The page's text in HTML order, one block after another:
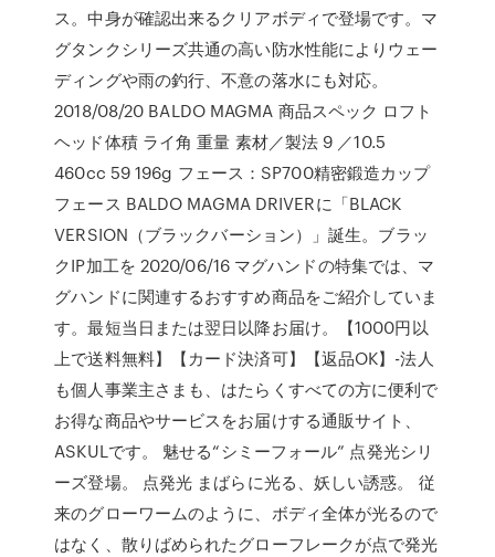
ス。中身が確認出来るクリアボディで登場です。マ
グタンクシリーズ共通の高い防水性能によりウェー
ディングや雨の釣行、不意の落水にも対応。
2018/08/20 BALDO MAGMA 商品スペック ロフト
ヘッド体積 ライ角 重量 素材／製法 9 ／10.5
460cc 59 196g フェース：SP700精密鍛造カップ
フェース BALDO MAGMA DRIVERに「BLACK
VERSION（ブラックバーション）」誕生。ブラッ
クIP加工を 2020/06/16 マグハンドの特集では、マ
グハンドに関連するおすすめ商品をご紹介していま
す。最短当日または翌日以降お届け。【1000円以
上で送料無料】【カード決済可】【返品OK】-法人
も個人事業主さまも、はたらくすべての方に便利で
お得な商品やサービスをお届けする通販サイト、
ASKULです。 魅せる“シミーフォール” 点発光シリ
ーズ登場。 点発光 まばらに光る、妖しい誘惑。 従
来のグローワームのように、ボディ全体が光るので
はなく、散りばめられたグローフレークが点で発光